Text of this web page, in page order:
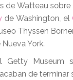
de Watteau
de Washington, el
Thyssen
York.
Getty Museum
de terminar